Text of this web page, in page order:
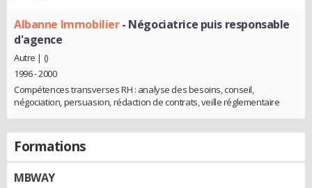
Albanne Immobilier- Négociatrice puis responsable
d'agence
Autre | ()
1996 - 2000
Compétences transverses RH : analyse des besoins, conseil,
négociation, persuasion, rédaction de contrats, veille réglementaire
Formations
MBWAY